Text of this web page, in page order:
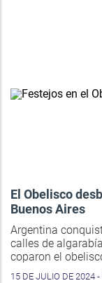
El Obelisco
Buenos Aires
Argentina
calles de
coparon el
15 DE JULIO DE 2024